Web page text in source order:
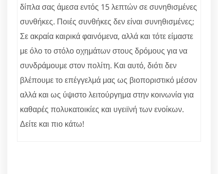
δίπλα σας άμεσα εντός 15 λεπτών σε συνηθισμένες
συνθήκες. Ποιές συνθήκες δεν είναι συνηθισμένες;
Σε ακραία καιρικά φαινόμενα, αλλά και τότε είμαστε
με όλο το στόλο οχημάτων στους δρόμους για να
συνδράμουμε στον πολίτη. Και αυτό, διότι δεν
βλέπουμε το επέγγελμά μας ως βιοποριστικό μέσον
αλλά και ως ύψιστο λειτούργημα στην κοινωνία για
καθαρές πολυκατοικίες και υγειϊνή των ενοίκων.
Δείτε και πιο κάτω!